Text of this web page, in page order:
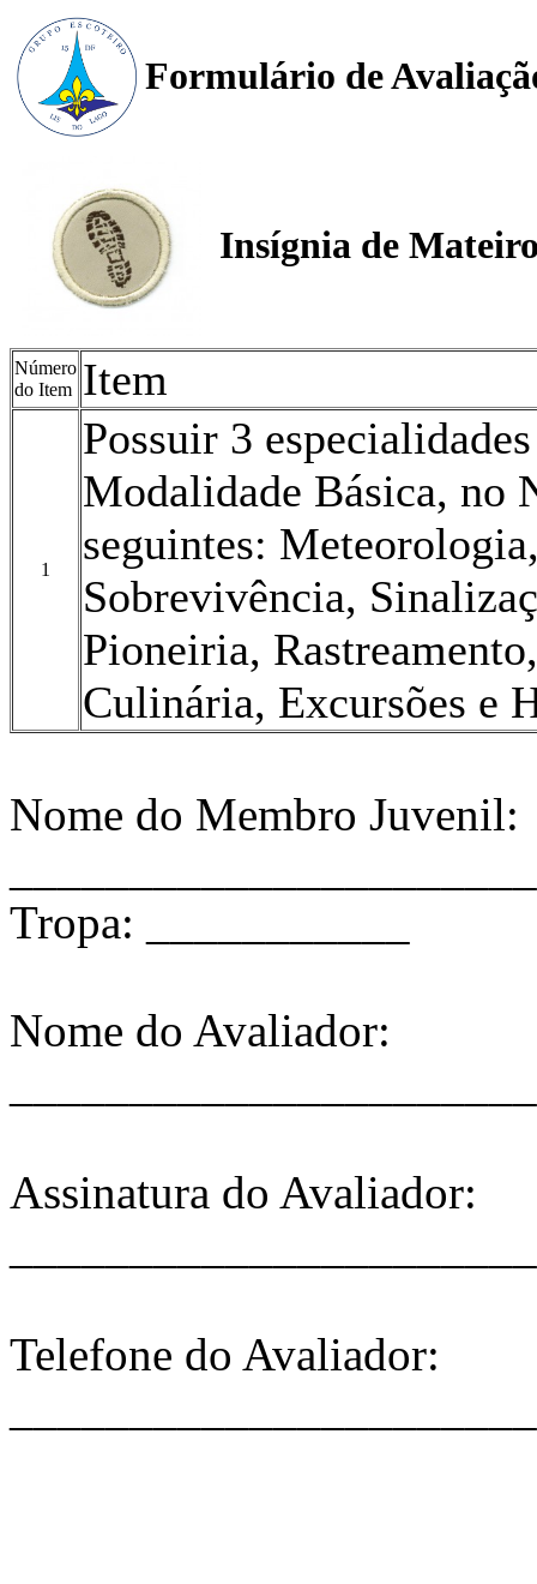
Formulário de
Insígnia de
Número
do Item Item
1
Possuir 3
Modalidade Básica, no
seguintes:
Sobrevivência,
Pioneiria,
Culinária, Excursões e
Nome do Membro Juvenil:
Tropa: ___________
Nome do Avaliador:
Assinatura do Avaliador:
Telefone do Avaliador: